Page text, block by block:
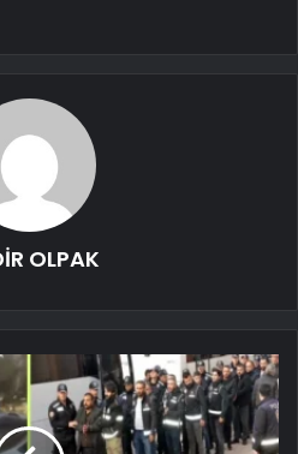
OLPAK